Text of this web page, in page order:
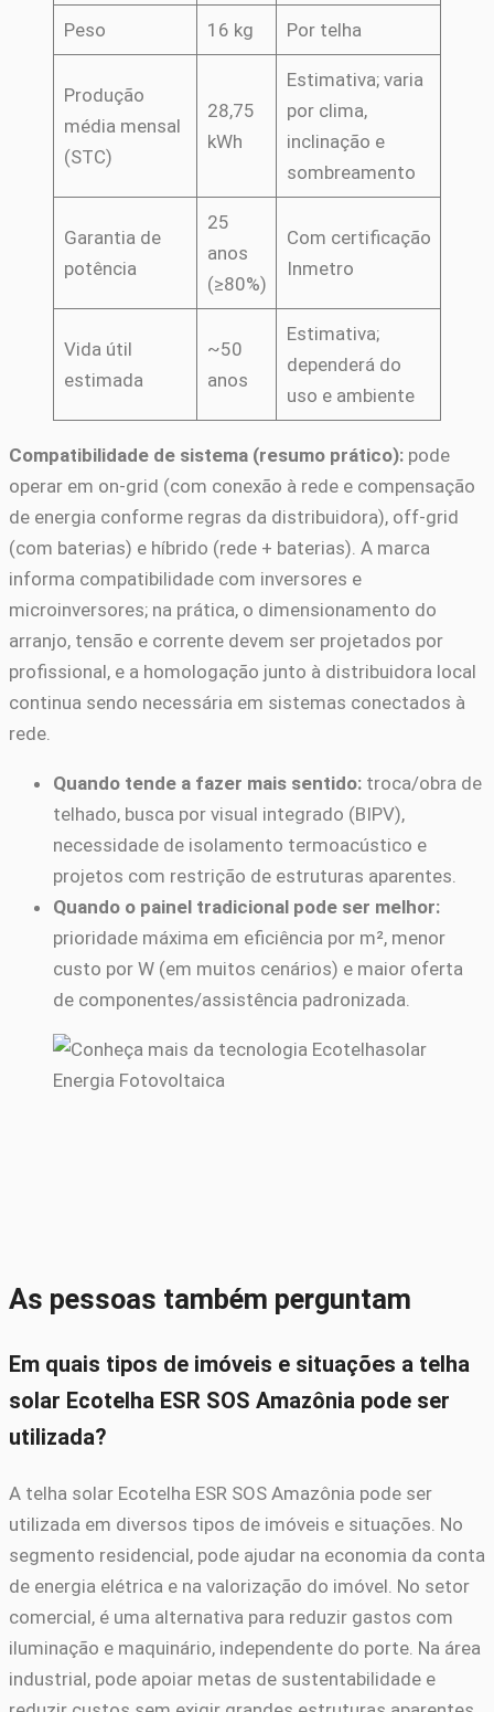
Peso 16 kg Por telha
Produção
média mensal
(STC)
28,75
kWh
Estimativa; varia
por clima,
inclinação e
sombreamento
Garantia de
potência
25
anos
(≥80%)
Com certificação
Inmetro
Vida útil
estimada
~50
anos
Estimativa;
dependerá do
uso e ambiente
Compatibilidade de sistema (resumo prático): pode
operar em on-grid (com conexão à rede e compensação
de energia conforme regras da distribuidora), off-grid
(com baterias) e híbrido (rede + baterias). A marca
informa compatibilidade com inversores e
microinversores; na prática, o dimensionamento do
arranjo, tensão e corrente devem ser projetados por
profissional, e a homologação junto à distribuidora local
continua sendo necessária em sistemas conectados à
rede.
Quando tende a fazer mais sentido: troca/obra de
telhado, busca por visual integrado (BIPV),
necessidade de isolamento termoacústico e
projetos com restrição de estruturas aparentes.
Quando o painel tradicional pode ser melhor:
prioridade máxima em eficiência por m², menor
custo por W (em muitos cenários) e maior oferta
de componentes/assistência padronizada.
As pessoas também perguntam
Em quais tipos de imóveis e situações a telha
solar Ecotelha ESR SOS Amazônia pode ser
utilizada?
A telha solar Ecotelha ESR SOS Amazônia pode ser
utilizada em diversos tipos de imóveis e situações. No
segmento residencial, pode ajudar na economia da conta
de energia elétrica e na valorização do imóvel. No setor
comercial, é uma alternativa para reduzir gastos com
iluminação e maquinário, independente do porte. Na área
industrial, pode apoiar metas de sustentabilidade e